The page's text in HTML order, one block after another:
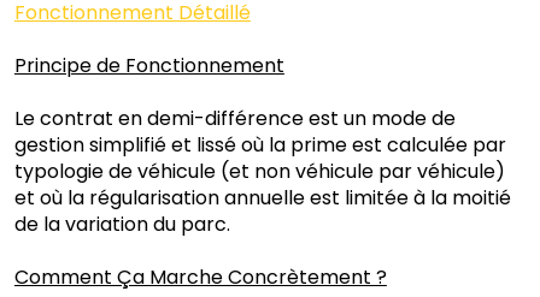
Fonctionnement Détaillé
Principe de Fonctionnement
Le contrat en demi-différence est un mode de
gestion simplifié et lissé où la prime est calculée par
typologie de véhicule (et non véhicule par véhicule)
et où la régularisation annuelle est limitée à la moitié
de la variation du parc.
Comment Ça Marche Concrètement ?